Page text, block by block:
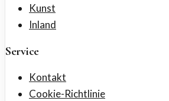
Kunst
Inland
Service
Kontakt
Cookie-Richtlinie